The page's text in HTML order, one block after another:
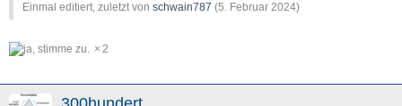
Einmal editiert, zuletzt von schwain787 (5. Februar 2024)
2